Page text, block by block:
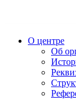
О центре
Об